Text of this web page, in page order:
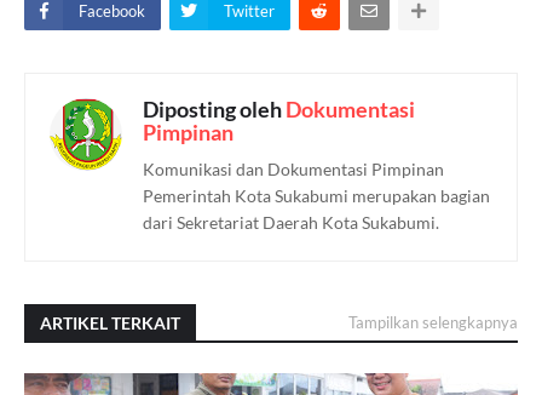
Facebook Twitter
Diposting olehDokumentasi
Pimpinan
Komunikasi dan Dokumentasi Pimpinan
Pemerintah Kota Sukabumi merupakan bagian
dari Sekretariat Daerah Kota Sukabumi.
ARTIKEL TERKAIT Tampilkan selengkapnya